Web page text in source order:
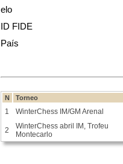
elo
ID FIDE
País
N Torneo
1 WinterChess IM/GM Arenal
2
WinterChess abril IM, Trofeu
Montecarlo